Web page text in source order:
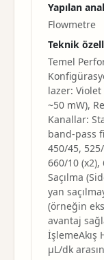
Yapılan
Flowmetre
Teknik
Temel
lazer: Violet
~50 mW),
Kanallar:
band-pass
450/45,
660/10 (x2),
Saçılma
yan
(örneğin
avantaj
İşlemeAkış
µL/dk